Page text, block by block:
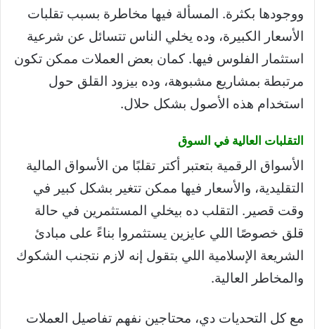
ووجودها بكثرة. المسألة فيها مخاطرة بسبب تقلبات
الأسعار الكبيرة، وده يخلي الناس تتسائل عن شرعية
استثمار الفلوس فيها. كمان بعض العملات ممكن تكون
مرتبطة بمشاريع مشبوهة، وده بيزود القلق حول
استخدام هذه الأصول بشكل حلال.
التقلبات العالية في السوق
الأسواق الرقمية بتعتبر أكتر تقلبًا من الأسواق المالية
التقليدية، والأسعار فيها ممكن تتغير بشكل كبير في
وقت قصير. التقلب ده بيخلي المستثمرين في حالة
قلق خصوصًا اللي عايزين يستثمروا بناءً على مبادئ
الشريعة الإسلامية اللي بتقول إنه لازم نتجنب الشكوك
والمخاطر العالية.
مع كل التحديات دي، محتاجين نفهم تفاصيل العملات